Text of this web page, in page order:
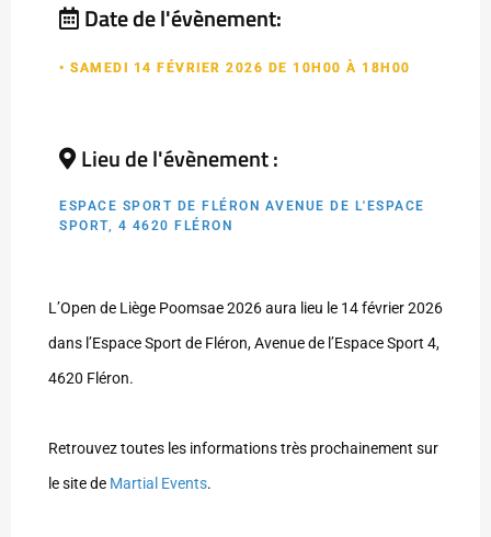
Date de l'évènement:
• SAMEDI 14 FÉVRIER 2026 DE 10H00 À 18H00
Lieu de l'évènement :
ESPACE SPORT DE FLÉRON AVENUE DE L'ESPACE
SPORT, 4 4620 FLÉRON
L’Open de Liège Poomsae 2026 aura lieu le 14 février 2026
dans l’Espace Sport de Fléron, Avenue de l’Espace Sport 4,
4620 Fléron.
Retrouvez toutes les informations très prochainement sur
le site de Martial Events.